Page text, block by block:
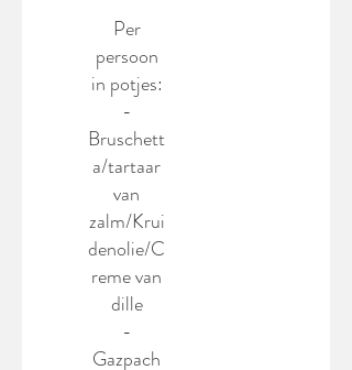
Per
persoon
in potjes:
-
Bruschett
a/tartaar
van
zalm/Krui
denolie/C
reme van
dille
-
Gazpach